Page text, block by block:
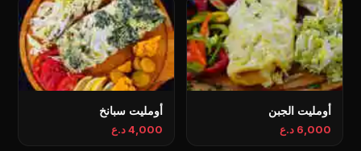
أومليت الجبن
6,000 د.ع
أومليت سبانخ
4,000 د.ع